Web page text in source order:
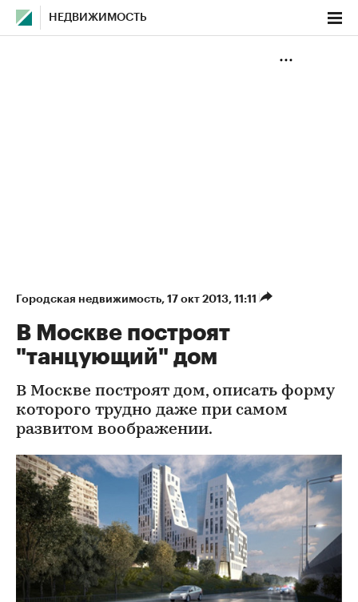
НЕДВИЖИМОСТЬ
Городская недвижимость⁠, 17 окт 2013, 11:11
В Москве построят
"танцующий" дом
В Москве построят дом, описать форму
которого трудно даже при самом
развитом воображении.